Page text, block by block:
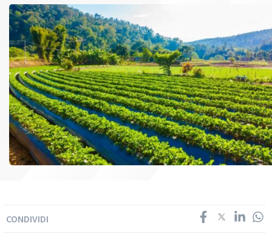
CONDIVIDI